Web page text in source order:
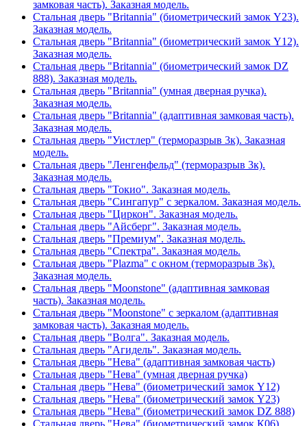
замковая часть). Заказная модель.
Стальная дверь "Britannia" (биометрический замок Y23).
Заказная модель.
Стальная дверь "Britannia" (биометрический замок Y12).
Заказная модель.
Стальная дверь "Britannia" (биометрический замок DZ
888). Заказная модель.
Стальная дверь "Britannia" (умная дверная ручка).
Заказная модель.
Стальная дверь "Britannia" (адаптивная замковая часть).
Заказная модель.
Стальная дверь "Уистлер" (терморазрыв 3к). Заказная
модель.
Стальная дверь "Ленгенфельд" (терморазрыв 3к).
Заказная модель.
Стальная дверь "Токио". Заказная модель.
Стальная дверь "Сингапур" с зеркалом. Заказная модель.
Стальная дверь "Циркон". Заказная модель.
Стальная дверь "Айсберг". Заказная модель.
Стальная дверь "Премиум". Заказная модель.
Стальная дверь "Спектра". Заказная модель.
Стальная дверь "Plazma" с окном (терморазрыв 3к).
Заказная модель.
Стальная дверь "Moonstone" (адаптивная замковая
часть). Заказная модель.
Стальная дверь "Moonstone" с зеркалом (адаптивная
замковая часть). Заказная модель.
Стальная дверь "Волга". Заказная модель.
Стальная дверь "Агидель". Заказная модель.
Стальная дверь "Нева" (адаптивная замковая часть)
Стальная дверь "Нева" (умная дверная ручка)
Стальная дверь "Нева" (биометрический замок Y12)
Стальная дверь "Нева" (биометрический замок Y23)
Стальная дверь "Нева" (биометрический замок DZ 888)
Стальная дверь "Нева" (биометрический замок К06)